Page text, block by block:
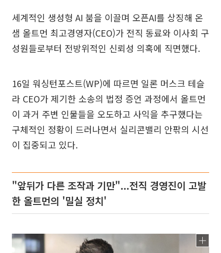
세계적인 생성형 AI 붐을 이끌며 오픈AI를 상징해 온
샘 올트먼 최고경영자(CEO)가 전직 동료와 이사회 구
성원들로부터 전방위적인 신뢰성 의혹에 직면했다.
16일 워싱턴포스트(WP)에 따르면 일론 머스크 테슬
라 CEO가 제기한 소송의 법정 증언 과정에서 올트먼
이 과거 주변 인물들을 오도하고 사익을 추구했다는
구체적인 정황이 드러나면서 실리콘밸리 안팎의 시선
이 집중되고 있다.
"앞뒤가 다른 조작과 기만"...전직 경영진이 고발
한 올트먼의 '밀실 정치'